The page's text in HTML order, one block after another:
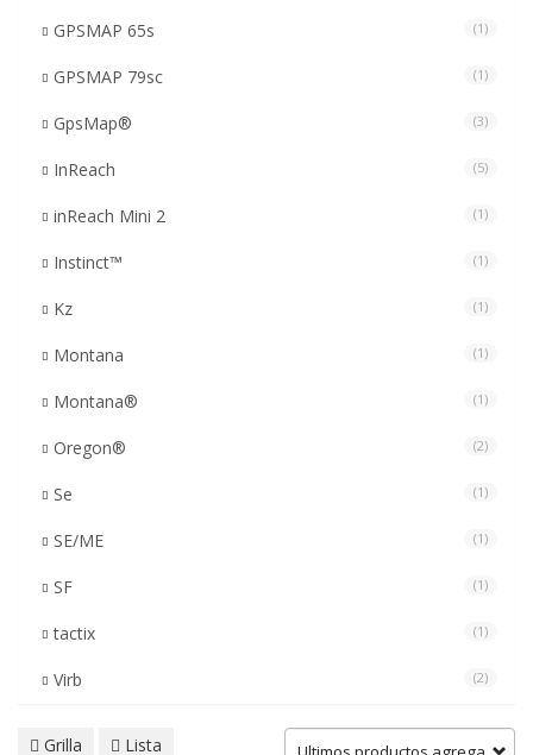
GPSMAP 65s (1)
GPSMAP 79sc (1)
GpsMap® (3)
InReach (5)
inReach Mini 2 (1)
Instinct™ (1)
Kz (1)
Montana (1)
Montana® (1)
Oregon® (2)
Se (1)
SE/ME (1)
SF (1)
tactix (1)
Virb (2)
Grilla Lista